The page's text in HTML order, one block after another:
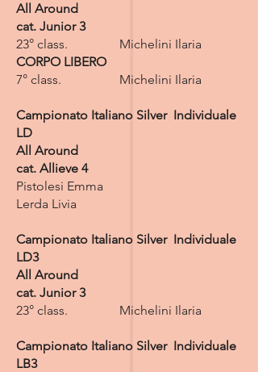
All Around
cat. Junior 3
23° class. Michelini Ilaria
CORPO LIBERO
7° class. Michelini Ilaria
Campionato Italiano Silver Individuale
LD
All Around
cat. Allieve 4
Pistolesi Emma
Lerda Livia
Campionato Italiano Silver Individuale
LD3
All Around
cat. Junior 3
23° class. Michelini Ilaria
Campionato Italiano Silver Individuale
LB3